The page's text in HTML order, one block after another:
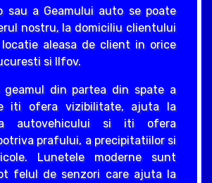
sau a Geamului auto se poate
nostru, la domiciliu clientului
aleasa de client in orice
si Ilfov.
geamul din partea din spate a
iti ofera vizibilitate, ajuta la
autovehicului si iti ofera
prafului, a precipitatiilor si
Lunetele moderne sunt
felul de senzori care ajuta la